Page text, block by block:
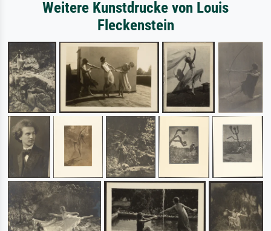
Weitere Kunstdrucke von Louis
Fleckenstein